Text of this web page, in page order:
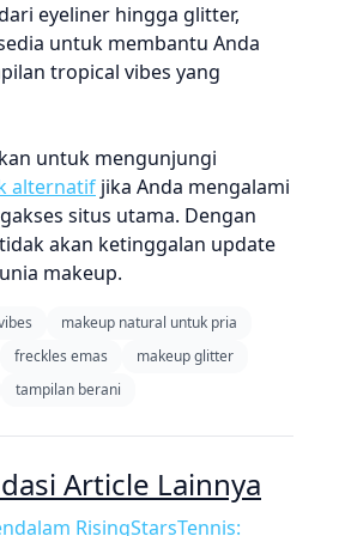
eyeliner hingga glitter,
untuk membantu Anda
tropical vibes yang
untuk mengunjungi
alternatif jika Anda mengalami
situs utama. Dengan
akan ketinggalan update
makeup.
makeup natural untuk pria
freckles emas
makeup glitter
tampilan berani
Article Lainnya
RisingStarsTennis: